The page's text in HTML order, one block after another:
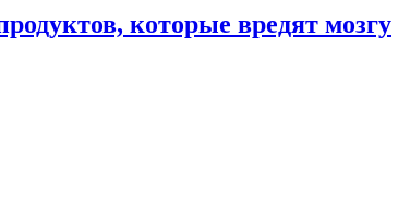
которые вредят мозгу